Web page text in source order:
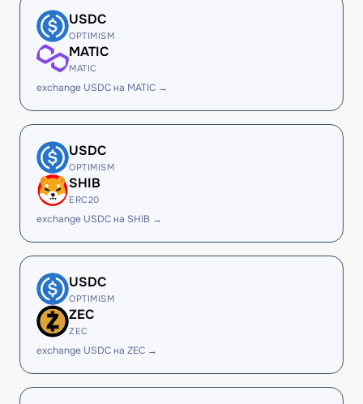
USDC
OPTIMISM
MATIC
MATIC
exchange USDC на MATIC →
USDC
OPTIMISM
SHIB
ERC20
exchange USDC на SHIB →
USDC
OPTIMISM
ZEC
ZEC
exchange USDC на ZEC →